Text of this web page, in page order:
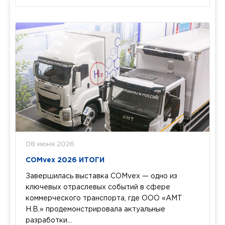
08 июня 2026
COMvex 2026 ИТОГИ
Завершилась выставка COMvex — одно из
ключевых отраслевых событий в сфере
коммерческого транспорта, где ООО «АМТ
Н.В.» продемонстрировала актуальные
разработки...